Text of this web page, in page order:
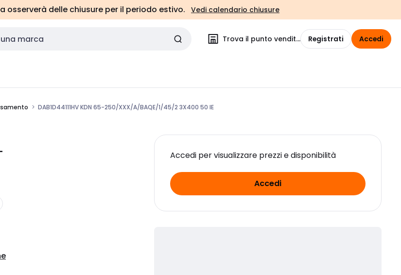
osserverà delle chiusure per il periodo estivo. Vedi calendario chiusure
Trova il punto vendita Registrati Accedi
DAB1D44111HV KDN 65-250/XXX/A/BAQE/1/45/2 3X400 50 IE
Accedi per visualizzare prezzi e disponibilità
Accedi